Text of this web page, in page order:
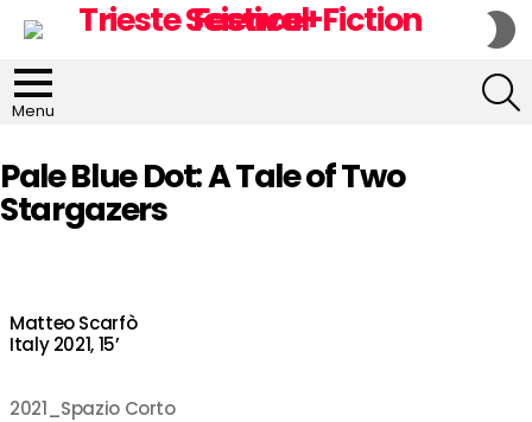
Menu
Pale Blue Dot: A Tale of Two
Stargazers
Matteo Scarfò
Italy 2021, 15’
2021_Spazio Corto